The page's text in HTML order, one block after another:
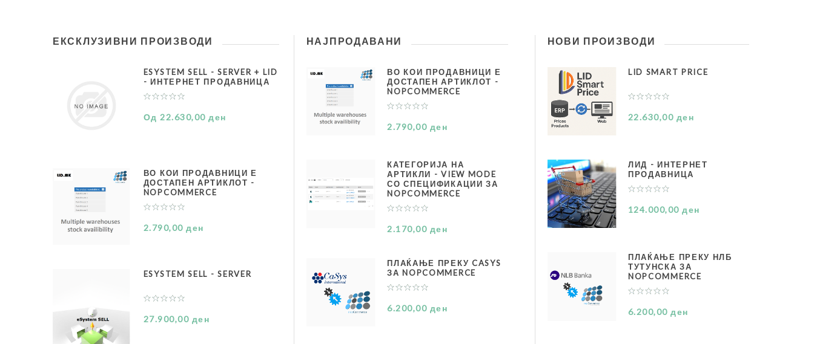
ЕКСКЛУЗИВНИ ПРОИЗВОДИ
ESYSTEM SELL - SERVER + LID
- ИНТЕРНЕТ ПРОДАВНИЦА
Од 22.630,00 ден
ВО КОИ ПРОДАВНИЦИ Е
ДОСТАПЕН АРТИКЛОТ -
NOPCOMMERCE
2.790,00 ден
ESYSTEM SELL - SERVER
27.900,00 ден
НАЈПРОДАВАНИ
ВО КОИ ПРОДАВНИЦИ Е
ДОСТАПЕН АРТИКЛОТ -
NOPCOMMERCE
2.790,00 ден
КАТЕГОРИЈА НА
АРТИКЛИ - VIEW MODE
СО СПЕЦИФИКАЦИИ ЗА
NOPCOMMERCE
2.170,00 ден
ПЛАЌАЊЕ ПРЕКУ CASYS
ЗА NOPCOMMERCE
6.200,00 ден
НОВИ ПРОИЗВОДИ
LID SMART PRICE
22.630,00 ден
ЛИД - ИНТЕРНЕТ
ПРОДАВНИЦА
124.000,00 ден
ПЛАЌАЊЕ ПРЕКУ НЛБ
ТУТУНСКА ЗА
NOPCOMMERCE
6.200,00 ден